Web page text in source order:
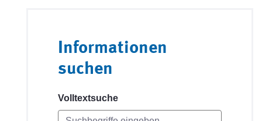
Informationen
suchen
Volltextsuche